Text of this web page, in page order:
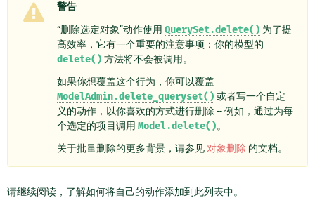
警告
“删除选定对象”动作使用 QuerySet.delete() 为了提
高效率，它有一个重要的注意事项：你的模型的
delete() 方法将不会被调用。
如果你想覆盖这个行为，你可以覆盖
ModelAdmin.delete_queryset() 或者写一个自定
义的动作，以你喜欢的方式进行删除 -- 例如，通过为每
个选定的项目调用 Model.delete()。
关于批量删除的更多背景，请参见 对象删除 的文档。
请继续阅读，了解如何将自己的动作添加到此列表中。